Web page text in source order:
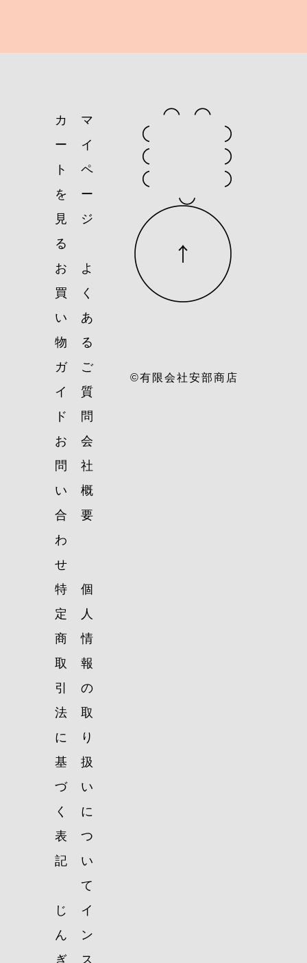
カ
ー
ト
を
見
る
マ
イ
ペ
ー
ジ
お
買
い
物
ガ
イ
ド
よ
く
あ
る
ご
質
問
お
問
い
合
わ
せ
会
社
概
要
特
定
商
取
引
法
に
基
づ
く
表
記
個
人
情
報
の
取
り
扱
い
に
つ
い
て
じ
ん
ぎ
イ
ン
ス
©有限会社安部商店